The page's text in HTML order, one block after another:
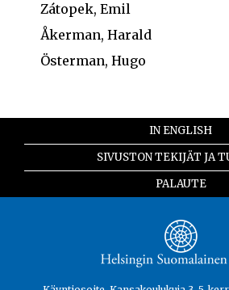
Zátopek, Emil
Åkerman, Harald
Österman, Hugo
IN ENGLISH
SIVUSTON TEKIJÄT JA
PALAUTE